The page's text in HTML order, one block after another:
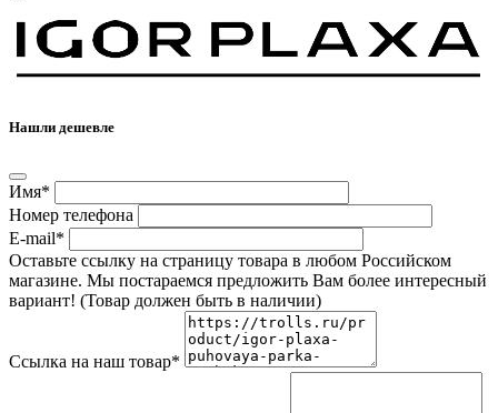
Нашли дешевле
Имя*
Номер телефона
E-mail*
Оставьте ссылку на страницу товара в любом Российском
магазине. Мы постараемся предложить Вам более интересный
вариант! (Товар должен быть в наличии)
Ссылка на наш товар*